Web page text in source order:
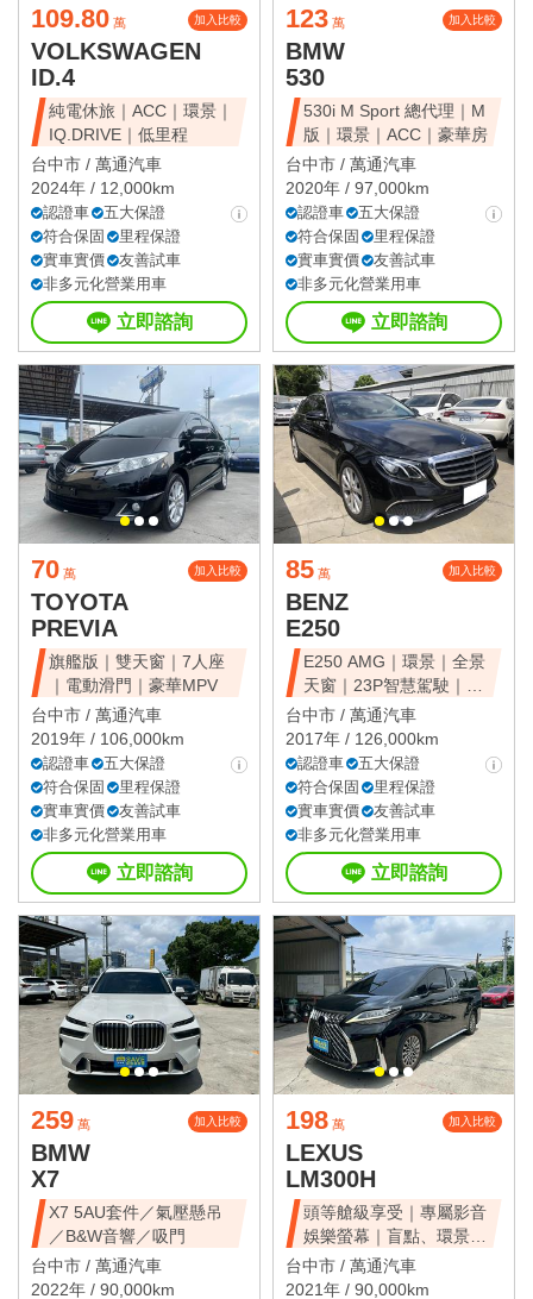
109.80 萬 加入比較
VOLKSWAGEN
ID.4
純電休旅｜ACC｜環景｜
IQ.DRIVE｜低里程
台中市 / 萬通汽車
2024年 / 12,000km
認證車
五大保證
符合保固
里程保證
實車實價
友善試車
非多元化營業用車
立即諮詢
123 萬 加入比較
BMW
530
530i M Sport 總代理｜M
版｜環景｜ACC｜豪華房
台中市 / 萬通汽車
2020年 / 97,000km
認證車
五大保證
符合保固
里程保證
實車實價
友善試車
非多元化營業用車
立即諮詢
70 萬 加入比較
TOYOTA
PREVIA
旗艦版｜雙天窗｜7人座
｜電動滑門｜豪華MPV
台中市 / 萬通汽車
2019年 / 106,000km
認證車
五大保證
符合保固
里程保證
實車實價
友善試車
非多元化營業用車
立即諮詢
85 萬 加入比較
BENZ
E250
E250 AMG｜環景｜全景
天窗｜23P智慧駕駛｜總
代理
台中市 / 萬通汽車
2017年 / 126,000km
認證車
五大保證
符合保固
里程保證
實車實價
友善試車
非多元化營業用車
立即諮詢
259 萬 加入比較
BMW
X7
X7 5AU套件／氣壓懸吊
／B&W音響／吸門
台中市 / 萬通汽車
2022年 / 90,000km
198 萬 加入比較
LEXUS
LM300H
頭等艙級享受｜專屬影音
娛樂螢幕｜盲點、環景、
雙電滑門、雙天窗
台中市 / 萬通汽車
2021年 / 90,000km